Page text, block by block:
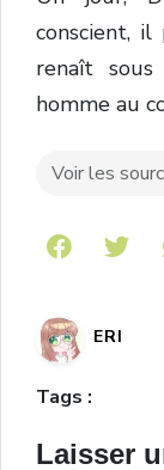
conscient,
renaît
homme au
Voir les
ERI
Tags :
Laisser